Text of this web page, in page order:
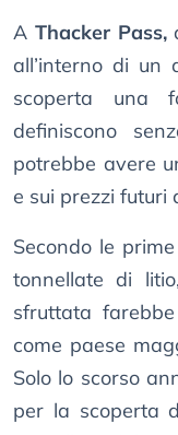
A Thacker Pass,
all’interno di un
scoperta una
definiscono
potrebbe avere
e sui prezzi futuri
Secondo le
tonnellate di
sfruttata
come paese
Solo lo scorso
per la scoperta